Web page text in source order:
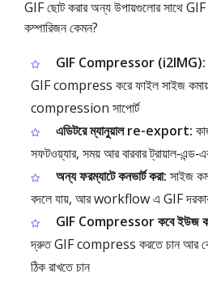
GIF ছোট করার অন্য উপায়গুলোর সাথে
কম্পারিজন কেমন?
GIF Compressor (i2IMG):
GIF compress করে ফাইল সাইজ
compression সাপোর্ট
এডিটরে ম্যানুয়াল re-export:
সফটওয়্যার, সময় আর বারবার
অন্য ফরম্যাটে কনভার্ট করা: সাইজ
বদলে যায়, আর workflow এ GIF দরকার
GIF Compressor কবে ইউজ
দ্রুত GIF compress করতে চান আর
ঠিক রাখতে চান